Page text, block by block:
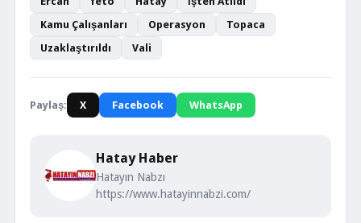
Kamu Çalışanları
Operasyon
Topaca
Uzaklaştırıldı
Vali
Paylaş: X Facebook WhatsApp
Hatay Haber
Hatayın Nabzı
https://www.hatayinnabzi.com/